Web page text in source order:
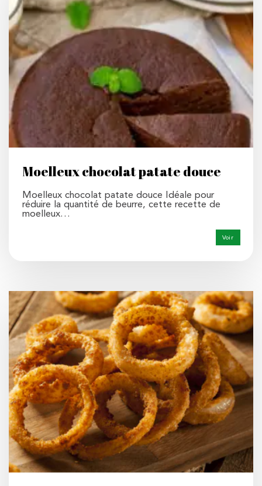
Moelleux chocolat patate douce
Moelleux chocolat patate douce Idéale pour
réduire la quantité de beurre, cette recette de
moelleux…
Voir